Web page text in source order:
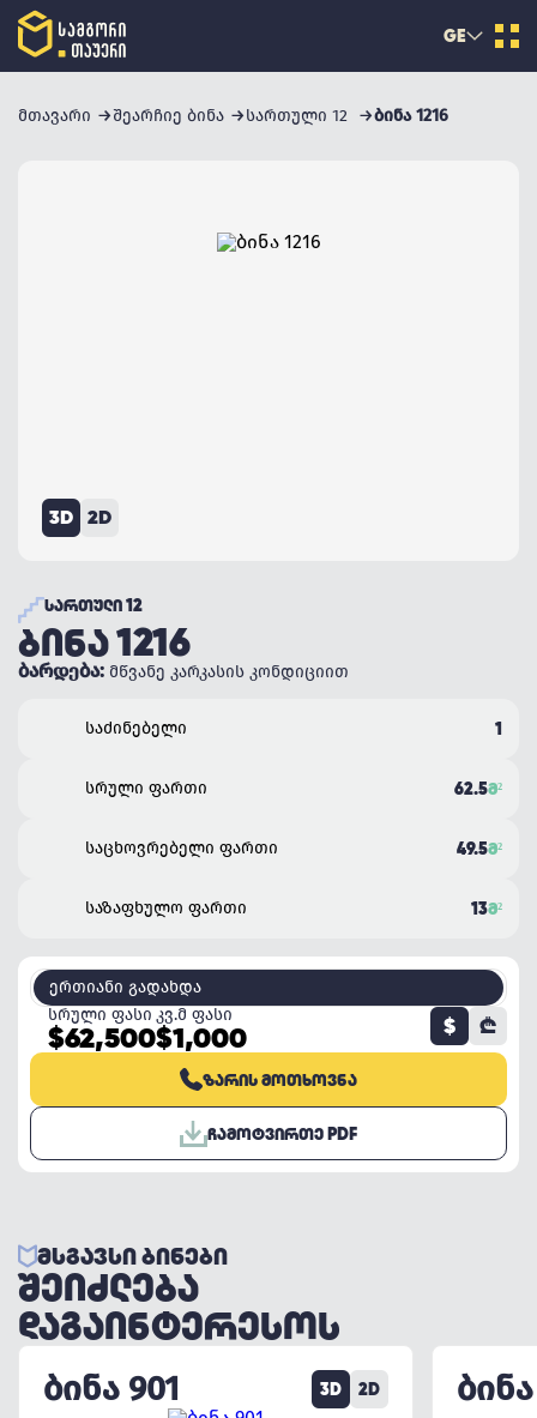
GE
მთავარი შეარჩიე ბინა სართული 12 ბინა 1216
3D 2D
ᲡᲐᲠᲗᲣᲚᲘ 12
ᲑᲘᲜᲐ 1216
ბარდება: მწვანე კარკასის კონდიციით
საძინებელი 1
სრული ფართი 62.5Მ²
საცხოვრებელი ფართი 49.5Მ²
საზაფხულო ფართი 13Მ²
ერთიანი გადახდა
სრული ფასი
$62,500
კვ.მ ფასი
$1,000 $ ₾
ᲖᲐᲠᲘᲡ ᲛᲝᲗᲮᲝᲕᲜᲐ
ᲩᲐᲛᲝᲢᲕᲘᲠᲗᲔ PDF
ᲛᲡᲒᲐᲕᲡᲘ ᲑᲘᲜᲔᲑᲘ
ᲨᲔᲘᲫᲚᲔᲑᲐ
ᲓᲐᲒᲐᲘᲜᲢᲔᲠᲔᲡᲝᲡ
ᲑᲘᲜᲐ 901 3D 2D